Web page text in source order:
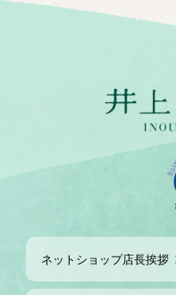
ネットショップ店長挨拶